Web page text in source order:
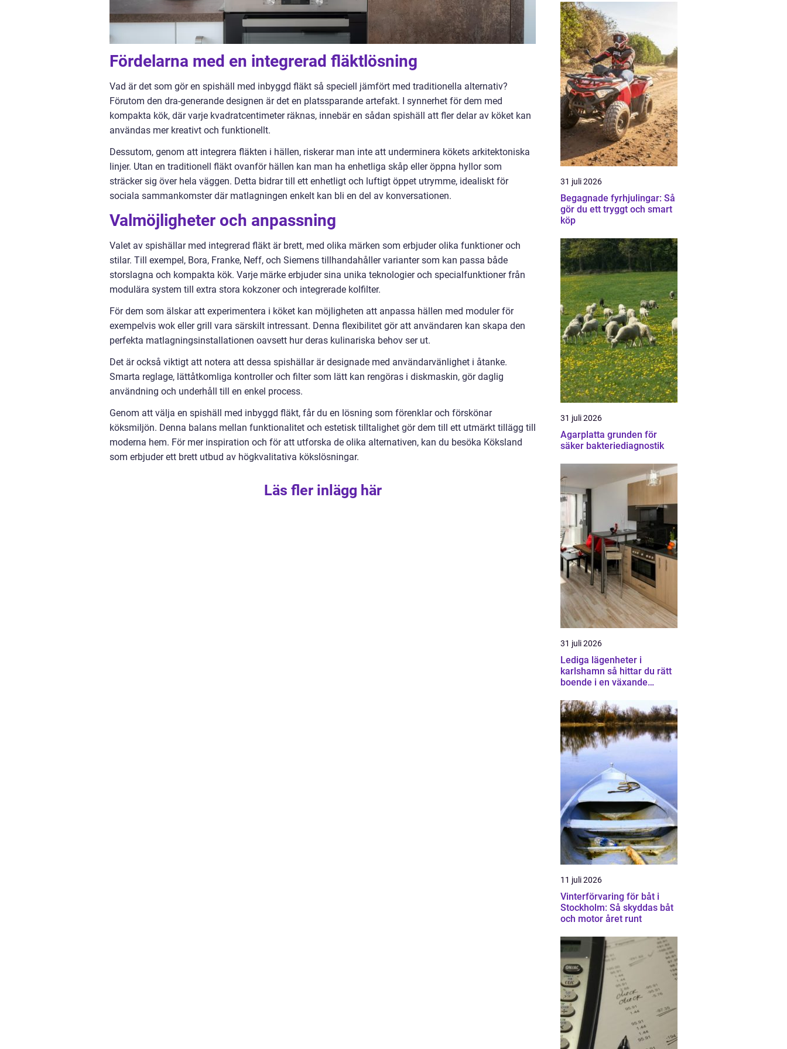
Fördelarna med en integrerad fläktlösning
Vad är det som gör en spishäll med inbyggd fläkt så speciell jämfört med traditionella alternativ?
Förutom den dra-generande designen är det en platssparande artefakt. I synnerhet för dem med
kompakta kök, där varje kvadratcentimeter räknas, innebär en sådan spishäll att fler delar av köket kan
användas mer kreativt och funktionellt.
Dessutom, genom att integrera fläkten i hällen, riskerar man inte att underminera kökets arkitektoniska
linjer. Utan en traditionell fläkt ovanför hällen kan man ha enhetliga skåp eller öppna hyllor som
sträcker sig över hela väggen. Detta bidrar till ett enhetligt och luftigt öppet utrymme, idealiskt för
sociala sammankomster där matlagningen enkelt kan bli en del av konversationen.
Valmöjligheter och anpassning
Valet av spishällar med integrerad fläkt är brett, med olika märken som erbjuder olika funktioner och
stilar. Till exempel, Bora, Franke, Neff, och Siemens tillhandahåller varianter som kan passa både
storslagna och kompakta kök. Varje märke erbjuder sina unika teknologier och specialfunktioner från
modulära system till extra stora kokzoner och integrerade kolfilter.
För dem som älskar att experimentera i köket kan möjligheten att anpassa hällen med moduler för
exempelvis wok eller grill vara särskilt intressant. Denna flexibilitet gör att användaren kan skapa den
perfekta matlagningsinstallationen oavsett hur deras kulinariska behov ser ut.
Det är också viktigt att notera att dessa spishällar är designade med användarvänlighet i åtanke.
Smarta reglage, lättåtkomliga kontroller och filter som lätt kan rengöras i diskmaskin, gör daglig
användning och underhåll till en enkel process.
Genom att välja en spishäll med inbyggd fläkt, får du en lösning som förenklar och förskönar
köksmiljön. Denna balans mellan funktionalitet och estetisk tilltalighet gör dem till ett utmärkt tillägg till
moderna hem. För mer inspiration och för att utforska de olika alternativen, kan du besöka Köksland
som erbjuder ett brett utbud av högkvalitativa kökslösningar.
Läs fler inlägg här
31 juli 2026
Begagnade fyrhjulingar: Så
gör du ett tryggt och smart
köp
31 juli 2026
Agarplatta grunden för
säker bakteriediagnostik
31 juli 2026
Lediga lägenheter i
karlshamn så hittar du rätt
boende i en växande
11 juli 2026
Vinterförvaring för båt i
Stockholm: Så skyddas båt
och motor året runt